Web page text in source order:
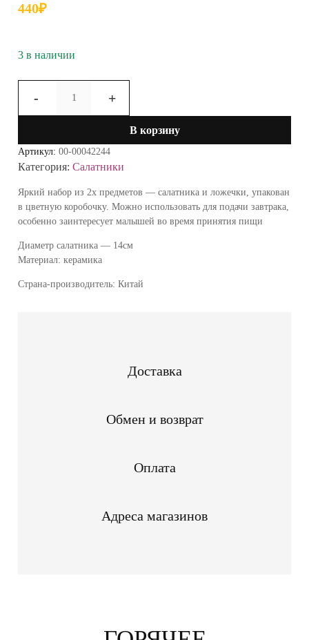
440₽
3 в наличии
-
товара
Салатник
с
в
п/
уп
41-
СН15
+
В корзину
Артикул:00-00042244
Категория:Салатники
Яркий набор из 2х предметов — салатника и ложечки, упакован
в цветную коробочку. Можно использовать для подачи завтрака,
особенно заинтересует малышей во время принятия пищи
Диаметр салатника — 14см
Материал: керамика
Страна-производитель: Китай
Доставка
Обмен и возврат
Оплата
Адреса магазинов